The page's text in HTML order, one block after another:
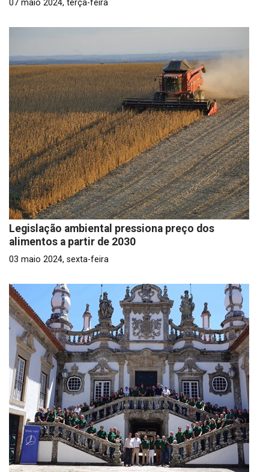
07 maio 2024, terça-feira
Legislação ambiental pressiona preço dos
alimentos a partir de 2030
03 maio 2024, sexta-feira